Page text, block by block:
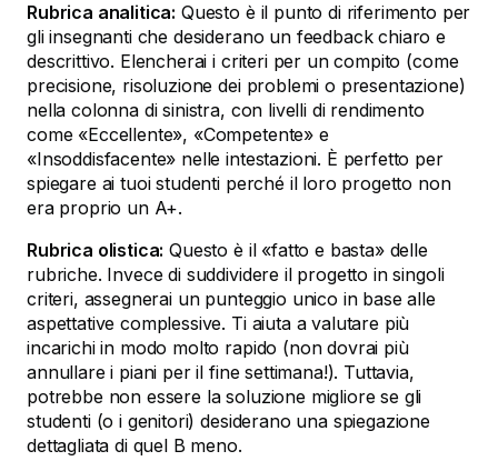
Rubrica analitica: Questo è il punto di riferimento per
gli insegnanti che desiderano un feedback chiaro e
descrittivo. Elencherai i criteri per un compito (come
precisione, risoluzione dei problemi o presentazione)
nella colonna di sinistra, con livelli di rendimento
come «Eccellente», «Competente» e
«Insoddisfacente» nelle intestazioni. È perfetto per
spiegare ai tuoi studenti perché il loro progetto non
era proprio un A+.
Rubrica olistica: Questo è il «fatto e basta» delle
rubriche. Invece di suddividere il progetto in singoli
criteri, assegnerai un punteggio unico in base alle
aspettative complessive. Ti aiuta a valutare più
incarichi in modo molto rapido (non dovrai più
annullare i piani per il fine settimana!). Tuttavia,
potrebbe non essere la soluzione migliore se gli
studenti (o i genitori) desiderano una spiegazione
dettagliata di quel B meno.